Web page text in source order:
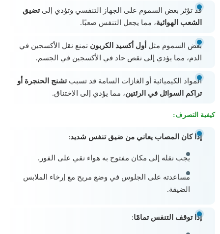
قد تؤثر بعض السموم على الجهاز التنفسي وتؤدي إلىتضيق
الشعب الهوائية، مما يجعل التنفس صعبًا.
بعض السموم مثل أول أكسيد الكربون تمنع نقل الأكسجين في
الدم، مما يؤدي إلى نقص حاد في الأكسجين في الجسم.
المواد الكيميائية أو الغازات السامة قد تسببتشنج الحنجرة أو
تراكم السوائل في الرئتين، مما يؤدي إلى الاختناق.
كيفية التصرف:
إذا كان المصاب يعاني من ضيق تنفس شديد:
يجب نقله إلى مكان مفتوح به هواء نقي على الفور.
مساعدته على الجلوس في وضع مريح مع إرخاء الملابس
الضيقة.
إذا توقف التنفس تمامًا: